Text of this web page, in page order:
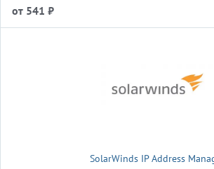
от 541 ₽
SolarWinds IP Address